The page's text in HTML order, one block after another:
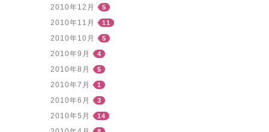
2010年12月 5
2010年11月 11
2010年10月 5
2010年9月 4
2010年8月 5
2010年7月 1
2010年6月 3
2010年5月 14